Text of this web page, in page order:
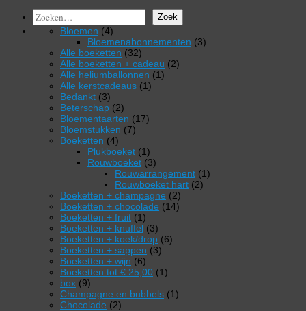
Zoeken Zoek
Bloemen 44
producten
Bloemenabonnementen 33
Alle boeketten 3232
producten
Alle boeketten + cadeau 22
Alle heliumballonnen 11
Alle kerstcadeaus 11
Bedankt 33
producten
Beterschap 22
producten
Bloementaarten 1717
Bloemstukken 77
Boeketten 44
producten
Plukboeket 11
product
Rouwboeket 33
producten
Rouwarrangement 11
Rouwboeket hart 22
Boeketten + champagne 22
producten
Boeketten + chocolade 1414
Boeketten + fruit 11
product
Boeketten + knuffel 33
producten
Boeketten + koek/drop 66
Boeketten + sappen 33
Boeketten + wijn 66
producten
Boeketten tot € 25,00 11
box 99
producten
Champagne en bubbels 11
Chocolade 22